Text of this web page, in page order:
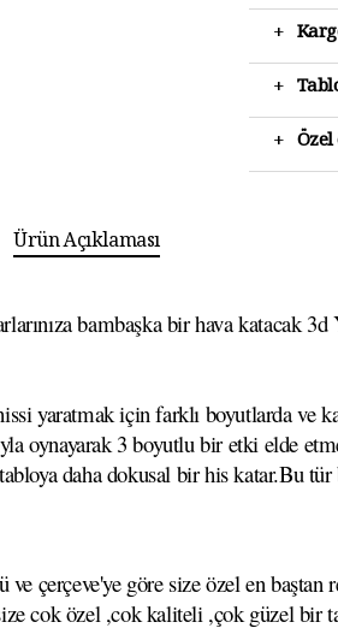
+
+
+
Ürün Açıklaması
bambaşka bir hava katacak 3d
yaratmak için farklı boyutlarda ve
oynayarak 3 boyutlu bir etki elde
daha dokusal bir his katar.Bu
çerçeve'ye göre size özel en baştan
cok özel ,cok kaliteli ,çok güzel bir